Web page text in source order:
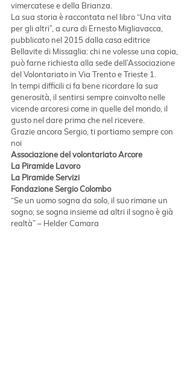
vimercatese e della Brianza.
La sua storia è raccontata nel libro “Una vita
per gli altri”, a cura di Ernesto Migliavacca,
pubblicato nel 2015 dalla casa editrice
Bellavite di Missaglia: chi ne volesse una copia,
può farne richiesta alla sede dell’Associazione
del Volontariato in Via Trento e Trieste 1.
In tempi difficili ci fa bene ricordare la sua
generosità, il sentirsi sempre coinvolto nelle
vicende arcoresi come in quelle del mondo, il
gusto nel dare prima che nel ricevere.
Grazie ancora Sergio, ti portiamo sempre con
noi
Associazione del volontariato Arcore
La Piramide Lavoro
La Piramide Servizi
Fondazione Sergio Colombo
“Se un uomo sogna da solo, il suo rimane un
sogno; se sogna insieme ad altri il sogno è già
realtà” – Helder Camara